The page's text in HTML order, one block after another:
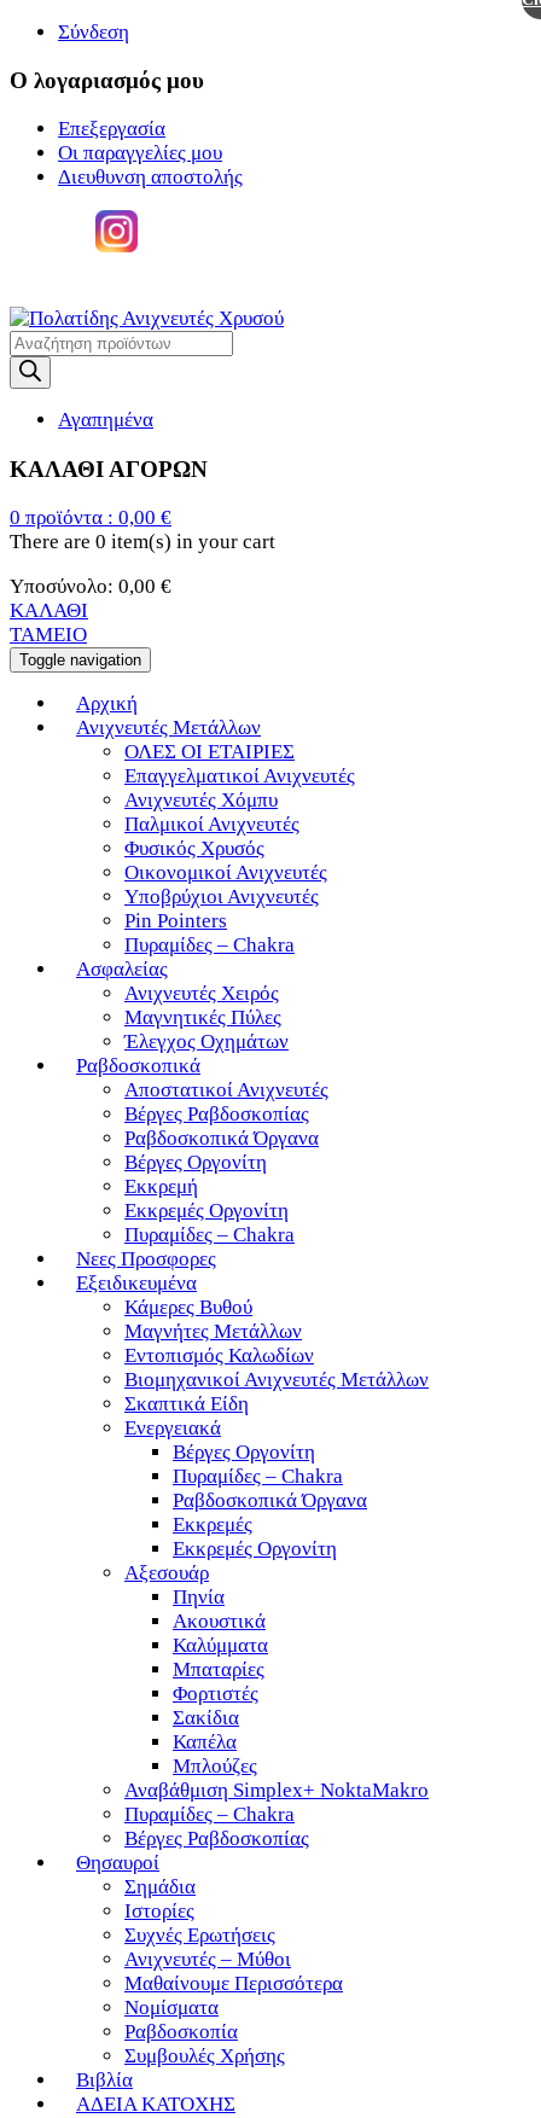
Σύνδεση
Ο λογαριασμός μου
Επεξεργασία
Οι παραγγελίες μου
Διευθυνση αποστολής
Products
search
Αγαπημένα
ΚΑΛΑΘΙ ΑΓΟΡΩΝ
0 προϊόντα : 0,00 €
There are 0 item(s) in your cart
Υποσύνολο: 0,00 €
ΚΑΛΑΘΙ
ΤΑΜΕΙΟ
Toggle navigation
Αρχική
Ανιχνευτές Μετάλλων
ΟΛΕΣ ΟΙ ΕΤΑΙΡΙΕΣ
Επαγγελματικοί Ανιχνευτές
Ανιχνευτές Χόμπυ
Παλμικοί Ανιχνευτές
Φυσικός Χρυσός
Οικονομικοί Ανιχνευτές
Υποβρύχιοι Ανιχνευτές
Pin Pointers
Πυραμίδες – Chakra
Ασφαλείας
Ανιχνευτές Χειρός
Μαγνητικές Πύλες
Έλεγχος Οχημάτων
Ραβδοσκοπικά
Αποστατικοί Ανιχνευτές
Βέργες Ραβδοσκοπίας
Ραβδοσκοπικά Όργανα
Βέργες Οργονίτη
Εκκρεμή
Εκκρεμές Οργονίτη
Πυραμίδες – Chakra
Νεες Προσφορες
Εξειδικευμένα
Κάμερες Βυθού
Μαγνήτες Μετάλλων
Εντοπισμός Καλωδίων
Βιομηχανικοί Ανιχνευτές Μετάλλων
Σκαπτικά Είδη
Ενεργειακά
Βέργες Οργονίτη
Πυραμίδες – Chakra
Ραβδοσκοπικά Όργανα
Εκκρεμές
Εκκρεμές Οργονίτη
Αξεσουάρ
Πηνία
Ακουστικά
Καλύμματα
Μπαταρίες
Φορτιστές
Σακίδια
Καπέλα
Μπλούζες
Αναβάθμιση Simplex+ NoktaMakro
Πυραμίδες – Chakra
Βέργες Ραβδοσκοπίας
Θησαυροί
Σημάδια
Ιστορίες
Συχνές Ερωτήσεις
Ανιχνευτές – Μύθοι
Μαθαίνουμε Περισσότερα
Νομίσματα
Ραβδοσκοπία
Συμβουλές Χρήσης
Βιβλία
ΑΔΕΙΑ ΚΑΤΟΧΗΣ